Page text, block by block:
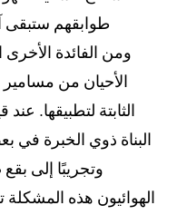
طوابقهم ستبقى
ومن الفائدة
الأحيان من
الثابتة لتطبيقها.
البناة ذوي الخبرة في
وتجريبًا إلى
الهوائيون هذه